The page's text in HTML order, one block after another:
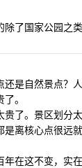
除了国家公园之
还是自然景点？
。
贵了。景区划分
是离核心点很远
年在这不变，实